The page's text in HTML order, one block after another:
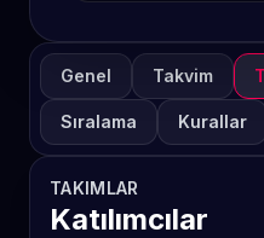
Genel Takvim
Sıralama Kurallar
TAKIMLAR
Katılımcılar